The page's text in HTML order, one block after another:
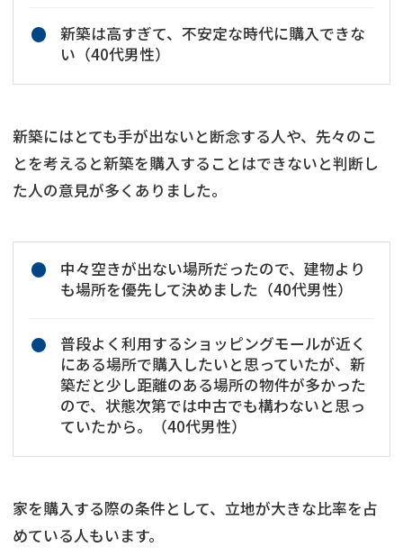
新築は高すぎて、不安定な時代に購入できな
い（40代男性）
新築にはとても手が出ないと断念する人や、先々のこ
とを考えると新築を購入することはできないと判断し
た人の意見が多くありました。
中々空きが出ない場所だったので、建物より
も場所を優先して決めました（40代男性）
普段よく利用するショッピングモールが近く
にある場所で購入したいと思っていたが、新
築だと少し距離のある場所の物件が多かった
ので、状態次第では中古でも構わないと思っ
ていたから。（40代男性）
家を購入する際の条件として、立地が大きな比率を占
めている人もいます。